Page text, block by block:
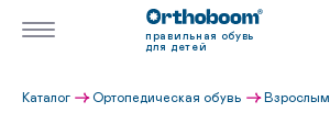
правильная обувь
для детей
Каталог Ортопедическая обувь Взрослым